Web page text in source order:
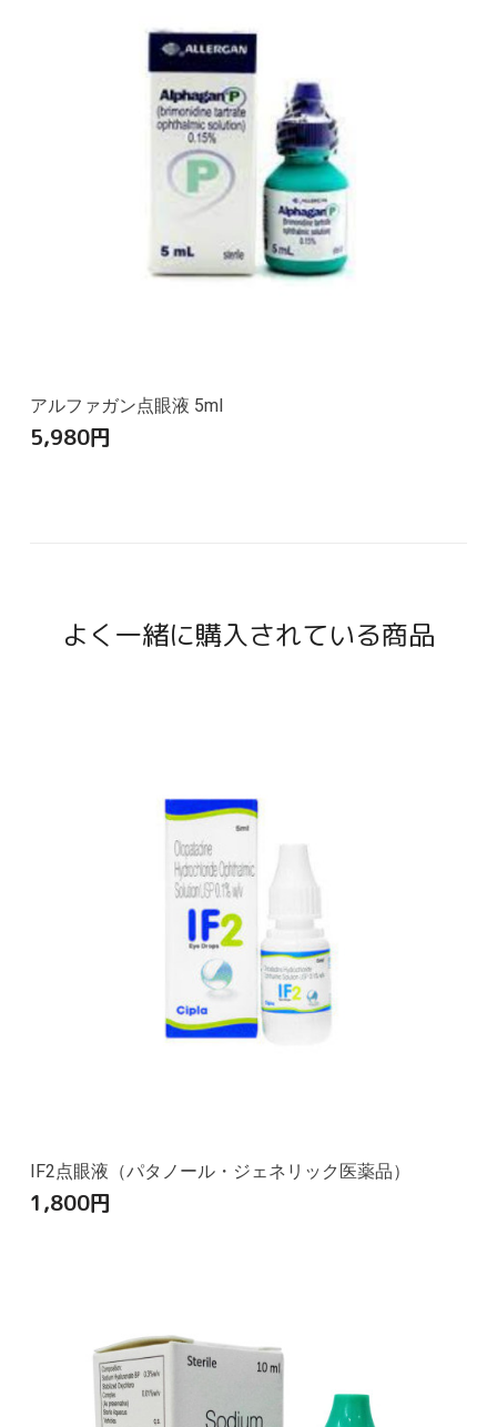
アルファガン点眼液 5ml
5,980円
よく一緒に購入されている商品
IF2点眼液（パタノール・ジェネリック医薬品）
1,800円